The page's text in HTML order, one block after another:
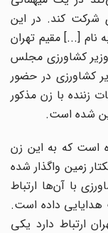
کند. در این
[...] مقیم تهران
کشاورزی مجلس
کشاورزی در حضور
با زن مذکور
شده است.
است که به این زن
از طرف وزیر کشاورزی ۱۰۰ هکتار زمین واگذار شده
با آن‌ها ارتباط
داده است.
ارتباط دارد یکی